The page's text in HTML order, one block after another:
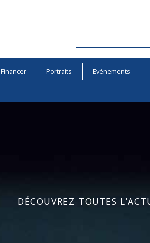
Financer Portraits Evénements
DÉCOUVREZ TOUTES